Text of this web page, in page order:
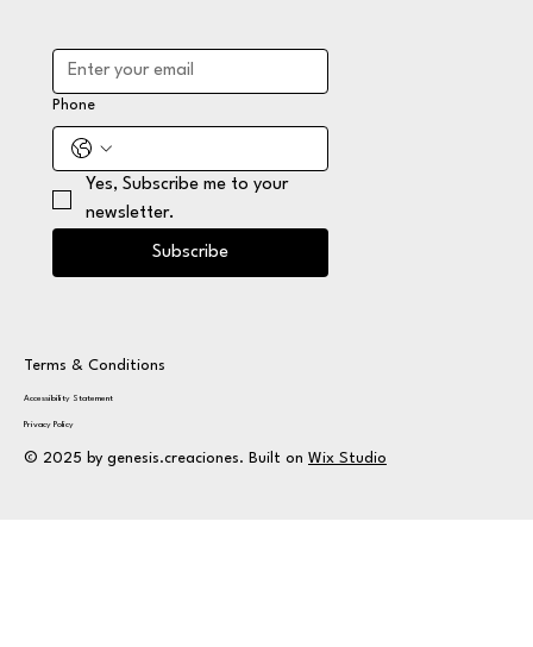
Phone
Yes, Subscribe me to your
newsletter.
Subscribe
Terms & Conditions
Privacy Policy
Accessibility Statement
© 2025 by genesis.creaciones. Built on Wix Studio